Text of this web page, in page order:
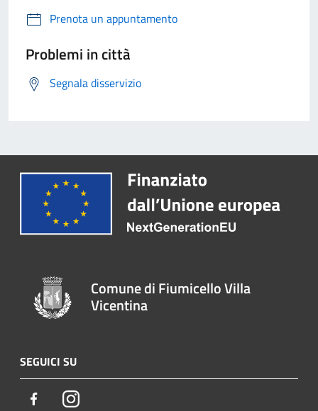
Prenota un appuntamento
Problemi in città
Segnala disservizio
Comune di Fiumicello Villa
Vicentina
SEGUICI SU
FacebookInstagram